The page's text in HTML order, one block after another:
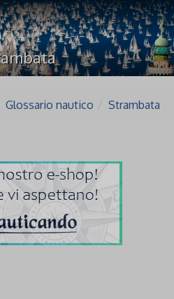
Glossario nautico Strambata